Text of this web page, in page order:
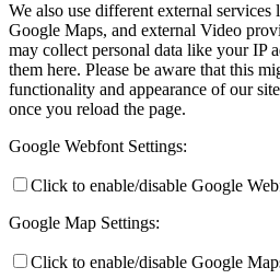
We also use different external
Google Maps, and external Video
may collect personal data like your IP
them here. Please be aware that this
functionality and appearance of our
once you reload the page.
Google Webfont Settings:
Click to enable/disable Google
Google Map Settings:
Click to enable/disable Google